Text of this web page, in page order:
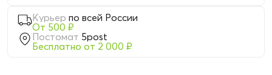
Курьер по всей России
От 500 ₽
Постомат 5post
Бесплатно от 2 000 ₽